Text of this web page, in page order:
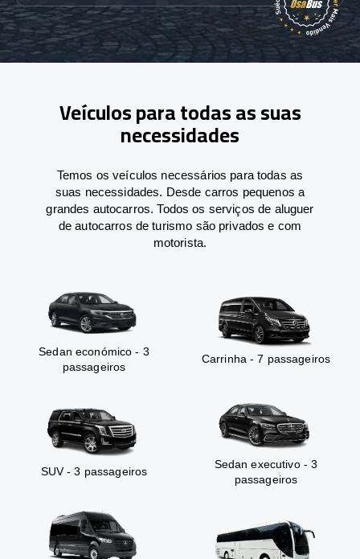
Veículos para todas as suas
necessidades
Temos os veículos necessários para todas as
suas necessidades. Desde carros pequenos a
grandes autocarros. Todos os serviços de aluguer
de autocarros de turismo são privados e com
motorista.
Sedan económico - 3
passageiros
Carrinha - 7 passageiros
SUV - 3 passageiros
Sedan executivo - 3
passageiros